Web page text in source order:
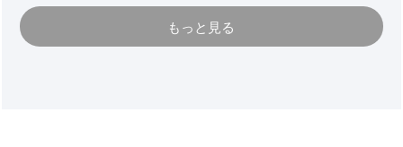
うなるのか？？支給？持参？それと
もマイお弁当…？インターンで周り
に浮かない・悪印象を与えないため
もっと見る